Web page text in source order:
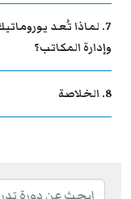
7. لماذا تُعد
وإدارة المكاتب؟
8. الخلاصة